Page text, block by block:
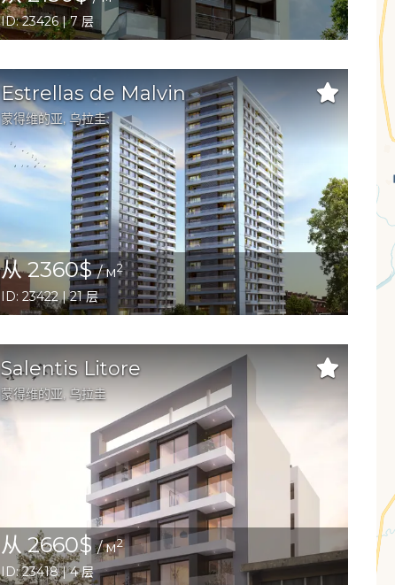
ID: 23426 | 7 层
Estrellas de Malvin
蒙得维的亚, 乌拉圭
从 2360$/ м2
ID: 23422 | 21 层
Salentis Litore
蒙得维的亚, 乌拉圭
从 2660$/ м2
ID: 23418 | 4 层